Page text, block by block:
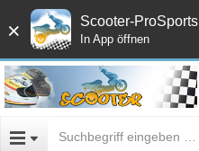
× Scooter-ProSports
In App öffnen